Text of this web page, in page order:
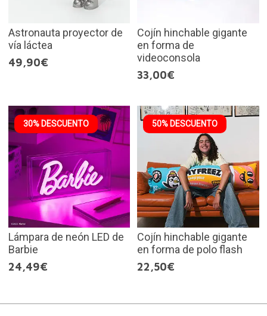
Astronauta proyector de
vía láctea
49,90€
Cojín hinchable gigante
en forma de
videoconsola
33,00€
30% DESCUENTO
Lámpara de neón LED de
Barbie
24,49€
50% DESCUENTO
Cojín hinchable gigante
en forma de polo flash
22,50€